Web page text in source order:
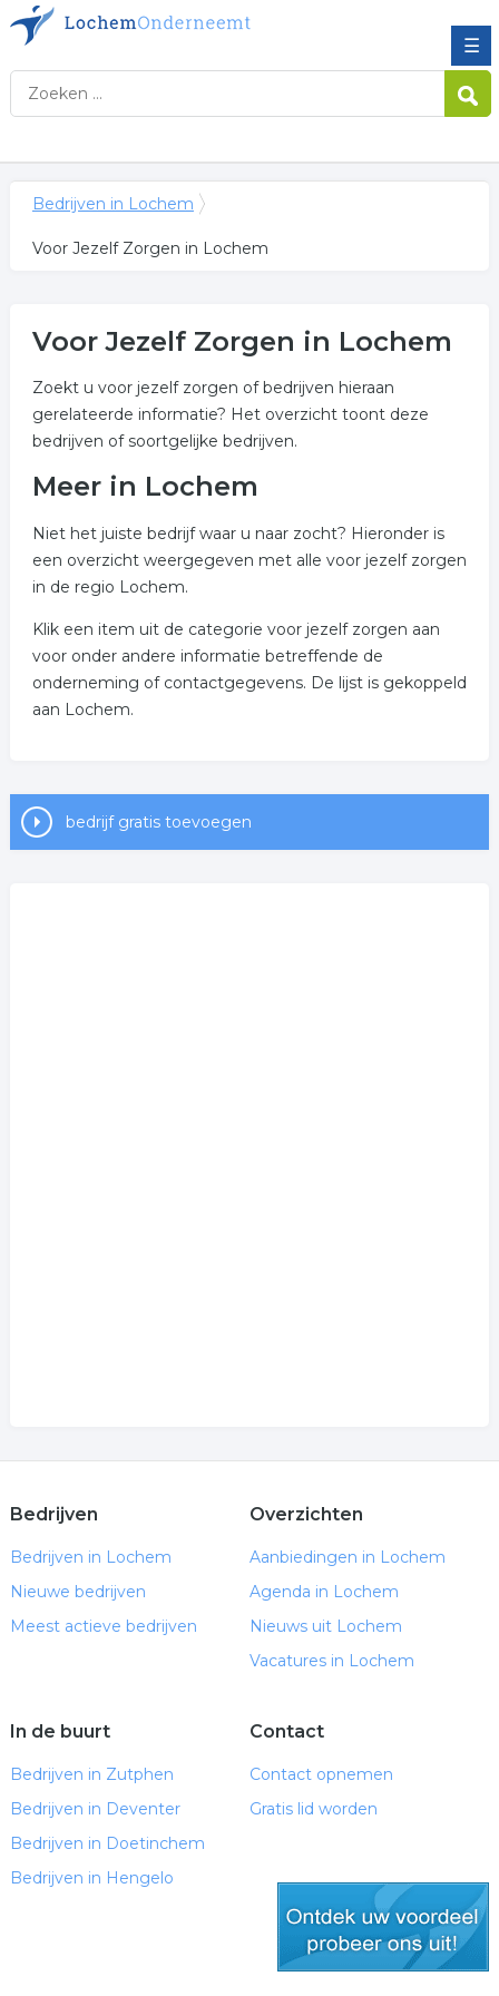
☰
Bedrijven in Lochem
Voor Jezelf Zorgen in Lochem
Voor Jezelf Zorgen in Lochem
Zoekt u voor jezelf zorgen of bedrijven hieraan
gerelateerde informatie? Het overzicht toont deze
bedrijven of soortgelijke bedrijven.
Meer in Lochem
Niet het juiste bedrijf waar u naar zocht? Hieronder is
een overzicht weergegeven met alle voor jezelf zorgen
in de regio Lochem.
Klik een item uit de categorie voor jezelf zorgen aan
voor onder andere informatie betreffende de
onderneming of contactgegevens. De lijst is gekoppeld
aan Lochem.
bedrijf gratis toevoegen
Bedrijven
Bedrijven in Lochem
Nieuwe bedrijven
Meest actieve bedrijven
Overzichten
Aanbiedingen in Lochem
Agenda in Lochem
Nieuws uit Lochem
Vacatures in Lochem
In de buurt
Bedrijven in Zutphen
Bedrijven in Deventer
Bedrijven in Doetinchem
Bedrijven in Hengelo
Contact
Contact opnemen
Gratis lid worden